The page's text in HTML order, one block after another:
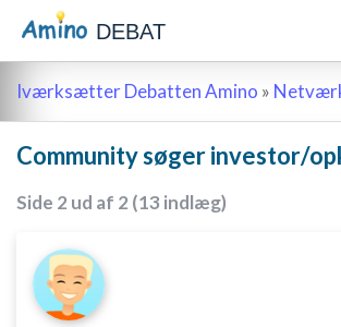
DEBAT
Iværksætter Debatten Amino »
Community søger investor/
Side 2 ud af 2 (13 indlæg)